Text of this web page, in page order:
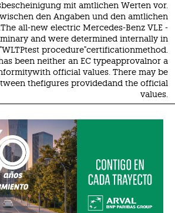
mit amtlichen Werten vor.
den Angaben und den amtlichen
all-new electric Mercedes-Benz VLE -
and were determined internally in
procedure"certificationmethod.
been neither an EC typeapprovalnor a
official values. There may be
thefigures providedand the official
values.